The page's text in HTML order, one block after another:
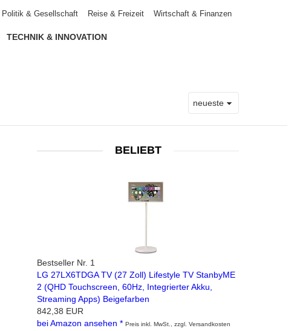
Politik & Gesellschaft Reise & Freizeit Wirtschaft & Finanzen
TECHNIK & INNOVATION
BELIEBT
Bestseller Nr. 1
LG 27LX6TDGA TV (27 Zoll) Lifestyle TV StanbyME
2 (QHD Touchscreen, 60Hz, Integrierter Akku,
Streaming Apps) Beigefarben
842,38 EUR
bei Amazon ansehen * Preis inkl. MwSt., zzgl. Versandkosten